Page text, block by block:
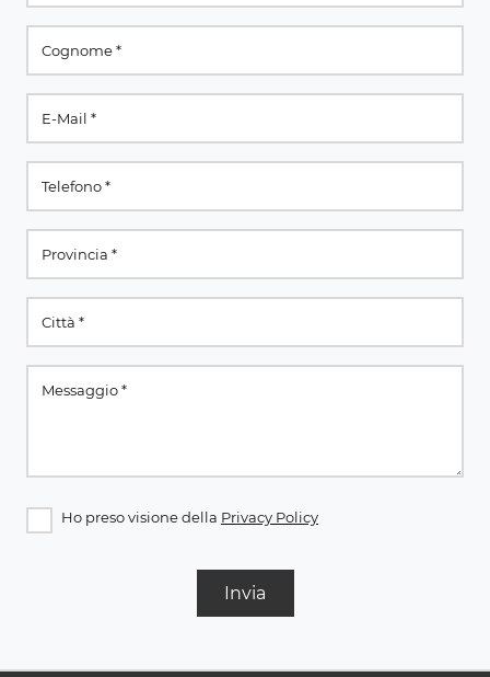
Ho preso visione della Privacy Policy
Invia